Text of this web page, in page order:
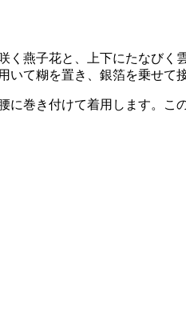
燕子花と、上下にたなびく
て糊を置き、銀箔を乗せて
巻き付けて着用します。こ